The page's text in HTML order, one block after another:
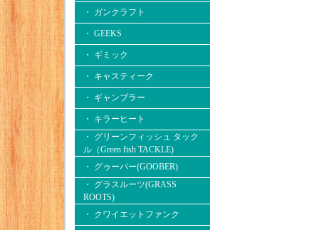
・ ガンクラフト
・ GEEKS
・ ギミック
・ キャスティーク
・ ギャンブラー
・ キラーヒート
・ グリーンフィッシュ タック
ル（Green fish TACKLE)
・ グゥーバー(GOOBER)
・ グラスルーツ(GRASS
ROOTS)
・ クワイエットファンク